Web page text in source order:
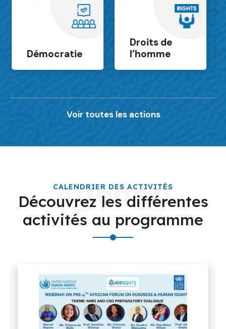
l’homme
avec
handicap
Voir toutes les actions.
Agenda
CALENDRIER DES ACTIVITÉS
Découvrez les différentes
activités au programme